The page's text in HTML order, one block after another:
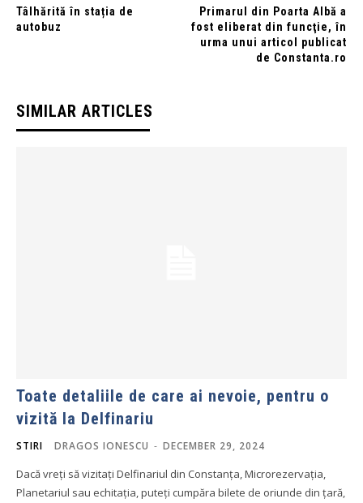
Tâlhărită în stația de
autobuz
Primarul din Poarta Albă a
fost eliberat din funcţie, în
urma unui articol publicat
de Constanta.ro
SIMILAR ARTICLES
Toate detaliile de care ai nevoie, pentru o
vizită la Delfinariu
STIRI DRAGOS IONESCU - DECEMBER 29, 2024
Dacă vreți să vizitați Delfinariul din Constanța, Microrezervația,
Planetariul sau echitația, puteți cumpăra bilete de oriunde din țară,